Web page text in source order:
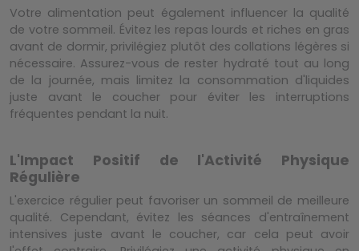
Votre alimentation peut également influencer la qualité
de votre sommeil. Évitez les repas lourds et riches en gras
avant de dormir, privilégiez plutôt des collations légères si
nécessaire. Assurez-vous de rester hydraté tout au long
de la journée, mais limitez la consommation d'liquides
juste avant le coucher pour éviter les interruptions
fréquentes pendant la nuit.
L'Impact Positif de l'Activité Physique
Régulière
L'exercice régulier peut favoriser un sommeil de meilleure
qualité. Cependant, évitez les séances d'entraînement
intensives juste avant le coucher, car cela peut avoir